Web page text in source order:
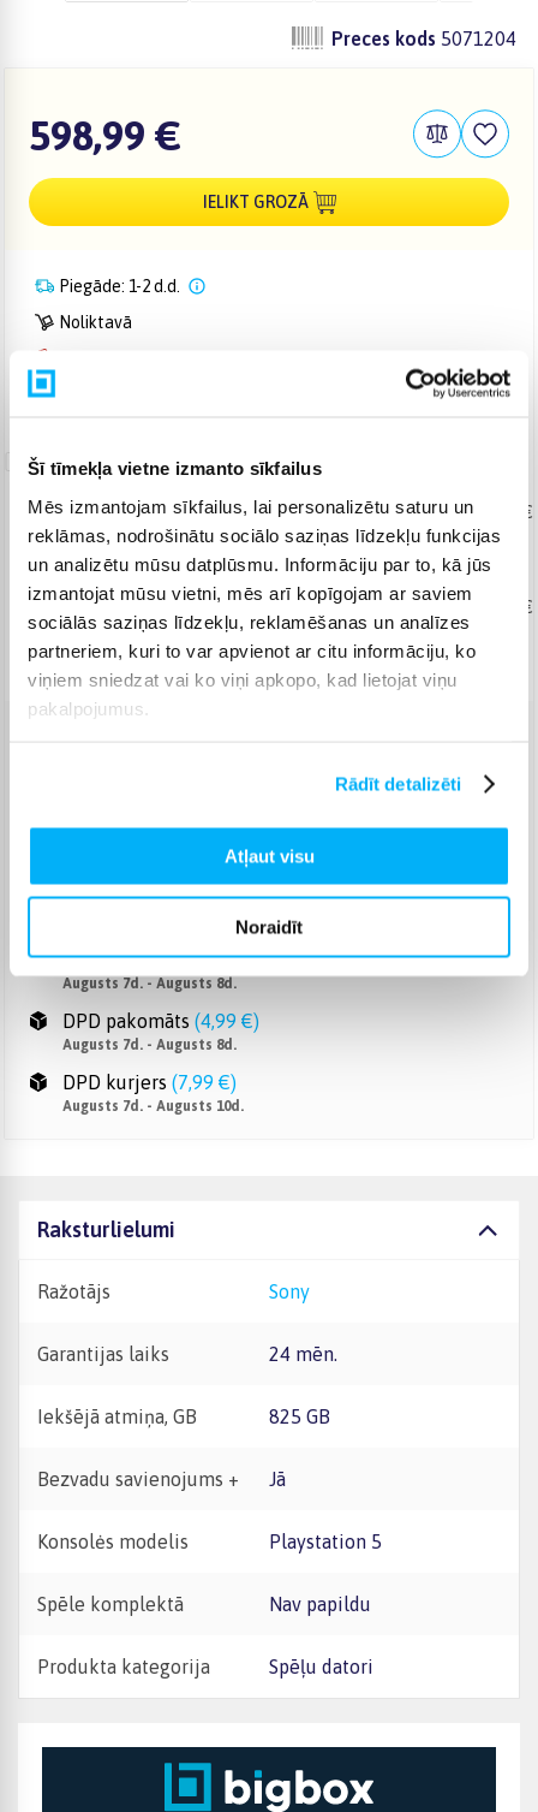
Šī tīmekļa vietne izmanto sīkfailus
Mēs izmantojam sīkfailus, lai personalizētu saturu un
reklāmas, nodrošinātu sociālo saziņas līdzekļu funkcijas
un analizētu mūsu datplūsmu. Informāciju par to, kā jūs
izmantojat mūsu vietni, mēs arī kopīgojam ar saviem
sociālās saziņas līdzekļu, reklamēšanas un analīzes
partneriem, kuri to var apvienot ar citu informāciju, ko
viņiem sniedzat vai ko viņi apkopo, kad lietojat viņu
pakalpojumus.
Rādīt detalizēti
Atļaut visu
Noraidīt
Preces kods 5071204
598,99 €
IELIKT GROZĀ
Piegāde: 1-2 d.d.
Noliktavā
pagarināšana
Produkta labošana No 136,78 €
gadi
Produkta maiņa No 184,70 €
+ 2 + 3 gadi
Augusts 7d. - Augusts 10d.
Omniva pakomāts (3,99 €)
Smartposti pakomāts (2,99 €)
Augusts 7d. - Augusts 8d.
DPD pakomāts (4,99 €)
Augusts 7d. - Augusts 8d.
DPD kurjers (7,99 €)
Augusts 7d. - Augusts 10d.
Raksturlielumi
Ražotājs Sony
Garantijas laiks 24 mēn.
Iekšējā atmiņa, GB 825 GB
Bezvadu savienojums + Jā
Konsolės modelis Playstation 5
Spēle komplektā Nav papildu
Produkta kategorija Spēļu datori